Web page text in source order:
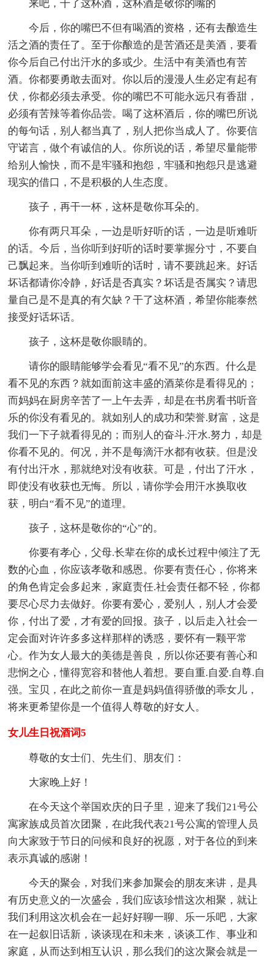
来吧，干了这杯酒，这杯酒是敬你的嘴的
今后，你的嘴巴不但有喝酒的资格，还有去酿造生
活之酒的责任了。至于你酿造的是苦酒还是美酒，要看
你今后自己付出汗水的多或少。生活中有美酒也有苦
酒。你都要勇敢去面对。你以后的漫漫人生必定有起有
伏，你都必须去承受。你的嘴巴不可能永远只有香甜，
必须有苦辣等着你品尝。喝了这杯酒后，你的嘴巴所说
的每句话，别人都当真了，别人把你当成人了。你要信
守诺言，做个有诚信的人。你所说的话，希望尽量能带
给别人愉快，而不是牢骚和抱怨，牢骚和抱怨只是逃避
现实的借口，不是积极的人生态度。
孩子，再干一杯，这杯是敬你耳朵的。
你有两只耳朵，一边是听好听的话，一边是听难听
的话。今后，当你听到好听的话时要掌握分寸，不要自
己飘起来。当你听到难听的话时，请不要跳起来。好话
坏话都请你冷静，好话是否真实？坏话是否属实？请思
量自己是不是真的有欠缺？干了这杯酒，希望你能泰然
接受好话坏话。
孩子，这杯是敬你眼睛的。
请你的眼睛能够学会看见“看不见”的东西。什么是
看不见的东西？就如面前这丰盛的酒菜你是看得见的；
而妈妈在厨房辛苦了一上午去弄，却是在书房看书听音
乐的你没有看见的。就如别人的成功和荣誉.财富，这是
我们一下子就看得见的；而别人的奋斗.汗水.努力，却是
你看不见的。何况，并不是每滴汗水都有收获。但是没
有付出汗水，那就绝对没有收获。可是，付出了汗水，
即使没有收获也无悔。所以，请你学会用汗水换取收
获，明白“看不见”的道理。
孩子，这杯是敬你的“心”的。
你要有孝心，父母.长辈在你的成长过程中倾注了无
数的心血，你应该孝敬和感恩。你要有责任心，你将来
的角色肯定会多起来，家庭责任.社会责任都不轻，你都
要尽心尽力去做好。你要有爱心，爱别人，别人才会爱
你，付出了爱，才有爱的回报。孩子，以后走入社会一
定会面对许许多多这样那样的诱惑，要怀有一颗平常
心。作为女人最大的美德是善良，所以你还要有善心和
悲悯之心，懂得宽容和替他人着想。要自重.自爱.自尊.自
强。宝贝，在此之前你一直是妈妈值得骄傲的乖女儿，
将来更希望你是一个值得人尊敬的好女人。
女儿生日祝酒词5
尊敬的女士们、先生们、朋友们：
大家晚上好！
在今天这个举国欢庆的日子里，迎来了我们21号公
寓家族成员首次团聚，在此我代表21号公寓的管理人员
向大家致于节日的问候和良好的祝愿，对于各位的到来
表示真诚的感谢！
今天的聚会，对我们来参加聚会的朋友来讲，是具
有历史意义的一次盛会，我们应该珍惜这次相聚，就让
我们利用这次机会在一起好好聊一聊、乐一乐吧，大家
在一起叙旧话新，谈谈现在和未来，谈谈工作、事业和
家庭，从而达到相互认识，那么我们的这次聚会就是一